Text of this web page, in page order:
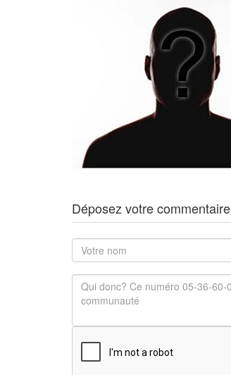
Déposez votre commentaire